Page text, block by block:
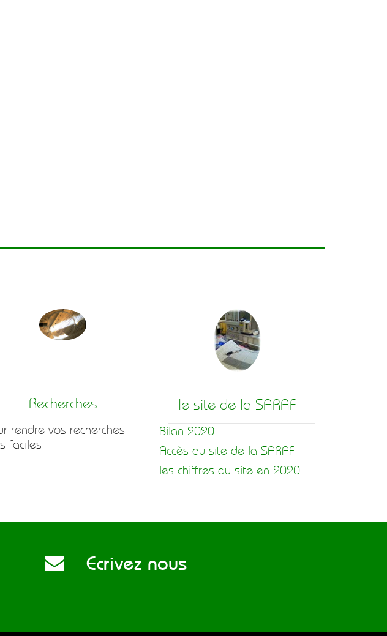
Recherches
rendre vos recherches
faciles
le site de la SARAF
Bilan 2020
Accès au site de la SARAF
les chiffres du site en 2020
Ecrivez nous